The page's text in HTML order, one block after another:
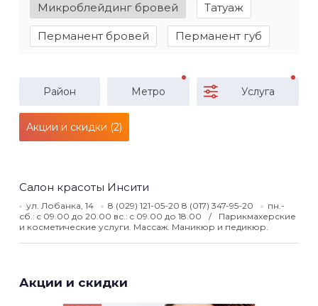
Микроблейдинг бровей Татуаж
Перманент бровей Перманент губ
Район Метро Услуга
Акции и скидки (2)
Салон красоты Инсити
ул. Лобанка, 14 8 (029) 121-05-20 8 (017) 347-95-20
пн.-
сб.: c 09.00 до 20.00 вс.: c 09.00 до 18.00
Парикмахерские
и косметические услуги. Массаж. Маникюр и педикюр.
Акции и скидки